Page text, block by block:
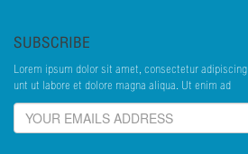
SUBSCRIBE
Lorem ipsum dolor sit amet, consectetur adipiscing
unt ut labore et dolore magna aliqua. Ut enim ad